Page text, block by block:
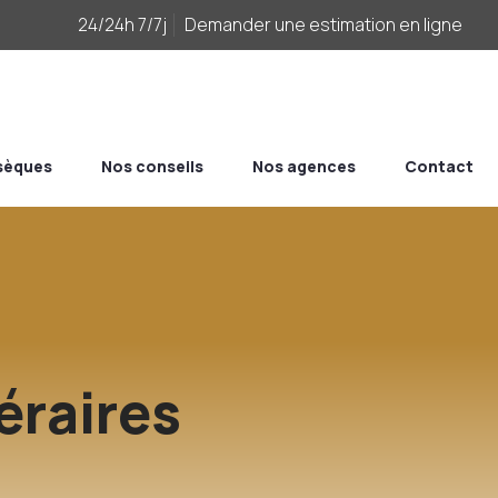
24/24h 7/7j Demander une estimation en ligne
Nos conseils Nos agences Contact